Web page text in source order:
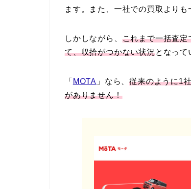
ます。また、一社での買取より
しかしながら、 これまで一括査
て、収拾がつかない状況となって
「 MOTA 」なら、従来のように1
がありません！